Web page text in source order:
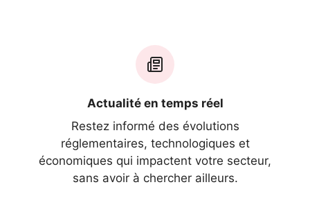
Actualité en temps réel
Restez informé des évolutions
réglementaires, technologiques et
économiques qui impactent votre secteur,
sans avoir à chercher ailleurs.